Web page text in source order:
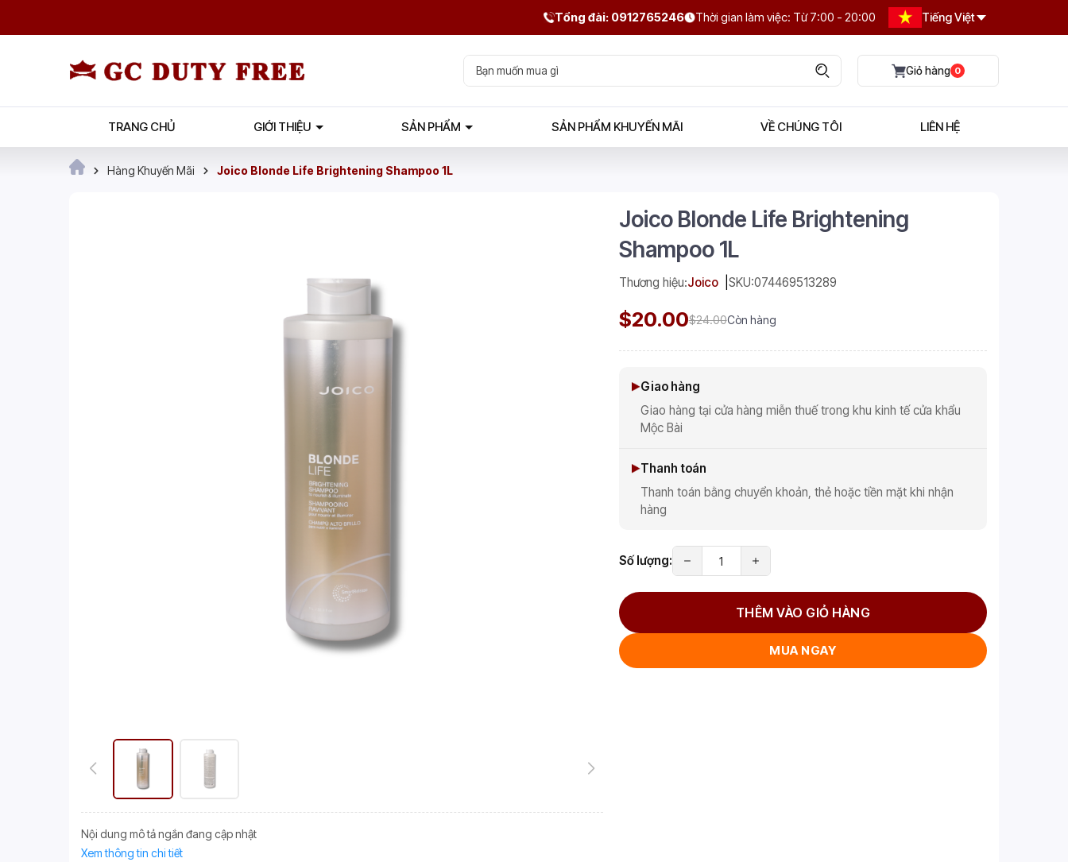
Tổng đài: 0912765246 Thời gian làm việc: Từ 7:00 - 20:00 Tiếng Việt
0
TRANG CHỦ GIỚI THIỆU SẢN PHẨM SẢN PHẨM KHUYẾN MÃI VỀ CHÚNG TÔI LIÊN HỆ
Hàng Khuyến Mãi Joico Blonde Life Brightening Shampoo 1L
Nội dung mô tả ngắn đang cập nhật
Xem thông tin chi tiết
Joico Blonde Life Brightening
Shampoo 1L
Thương hiệu:Joico SKU:074469513289
$20.00$24.00Còn hàng
Giao hàng
Giao hàng tại cửa hàng miễn thuế trong khu kinh tế cửa khẩu
Mộc Bài
Thanh toán
Thanh toán bằng chuyển khoản, thẻ hoặc tiền mặt khi nhận
hàng
Số lượng:
THÊM VÀO GIỎ HÀNG
MUA NGAY